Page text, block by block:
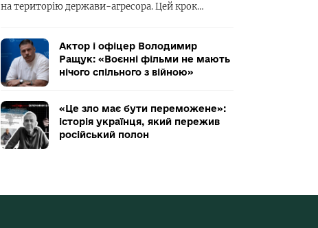
на територію держави-агресора. Цей крок…
Актор і офіцер Володимир
Ращук: «Воєнні фільми не мають
нічого спільного з війною»
«Це зло має бути переможене»:
історія українця, який пережив
російський полон